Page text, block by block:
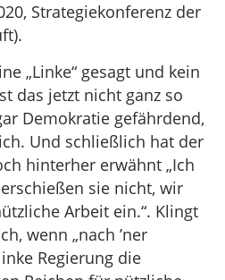
Strategiekonferenz der
„Linke“ gesagt und kein
das jetzt nicht ganz so
Demokratie gefährdend,
Und schließlich hat der
hinterher erwähnt „Ich
sie nicht, wir
Arbeit ein.“. Klingt
wenn „nach ’ner
Regierung die